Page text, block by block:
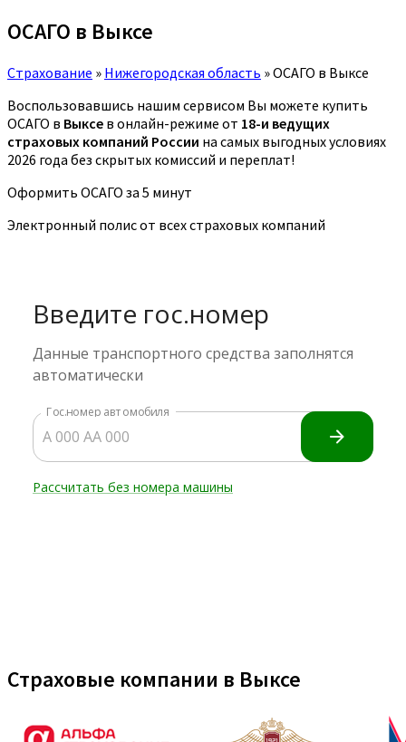
ОСАГО в Выксе
Страхование » Нижегородская область »ОСАГО в Выксе
Воспользовавшись нашим сервисом Вы можете купить
ОСАГО в Выксе в онлайн-режиме от 18-и ведущих
страховых компаний России на самых выгодных условиях
2026 года без скрытых комиссий и переплат!
Оформить ОСАГО за 5 минут
Электронный полис от всех страховых компаний
Страховые компании в Выксе